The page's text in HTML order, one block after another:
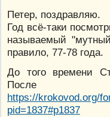
Петер, поздравляю.
Год всё-таки
называемый
правило, 77-78 года.
До того времени
После
https://krokovod.org/
pid=1837#p1837